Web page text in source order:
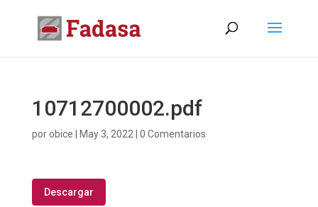
10712700002.pdf
porobice May 3, 2022 0 Comentarios
Descargar